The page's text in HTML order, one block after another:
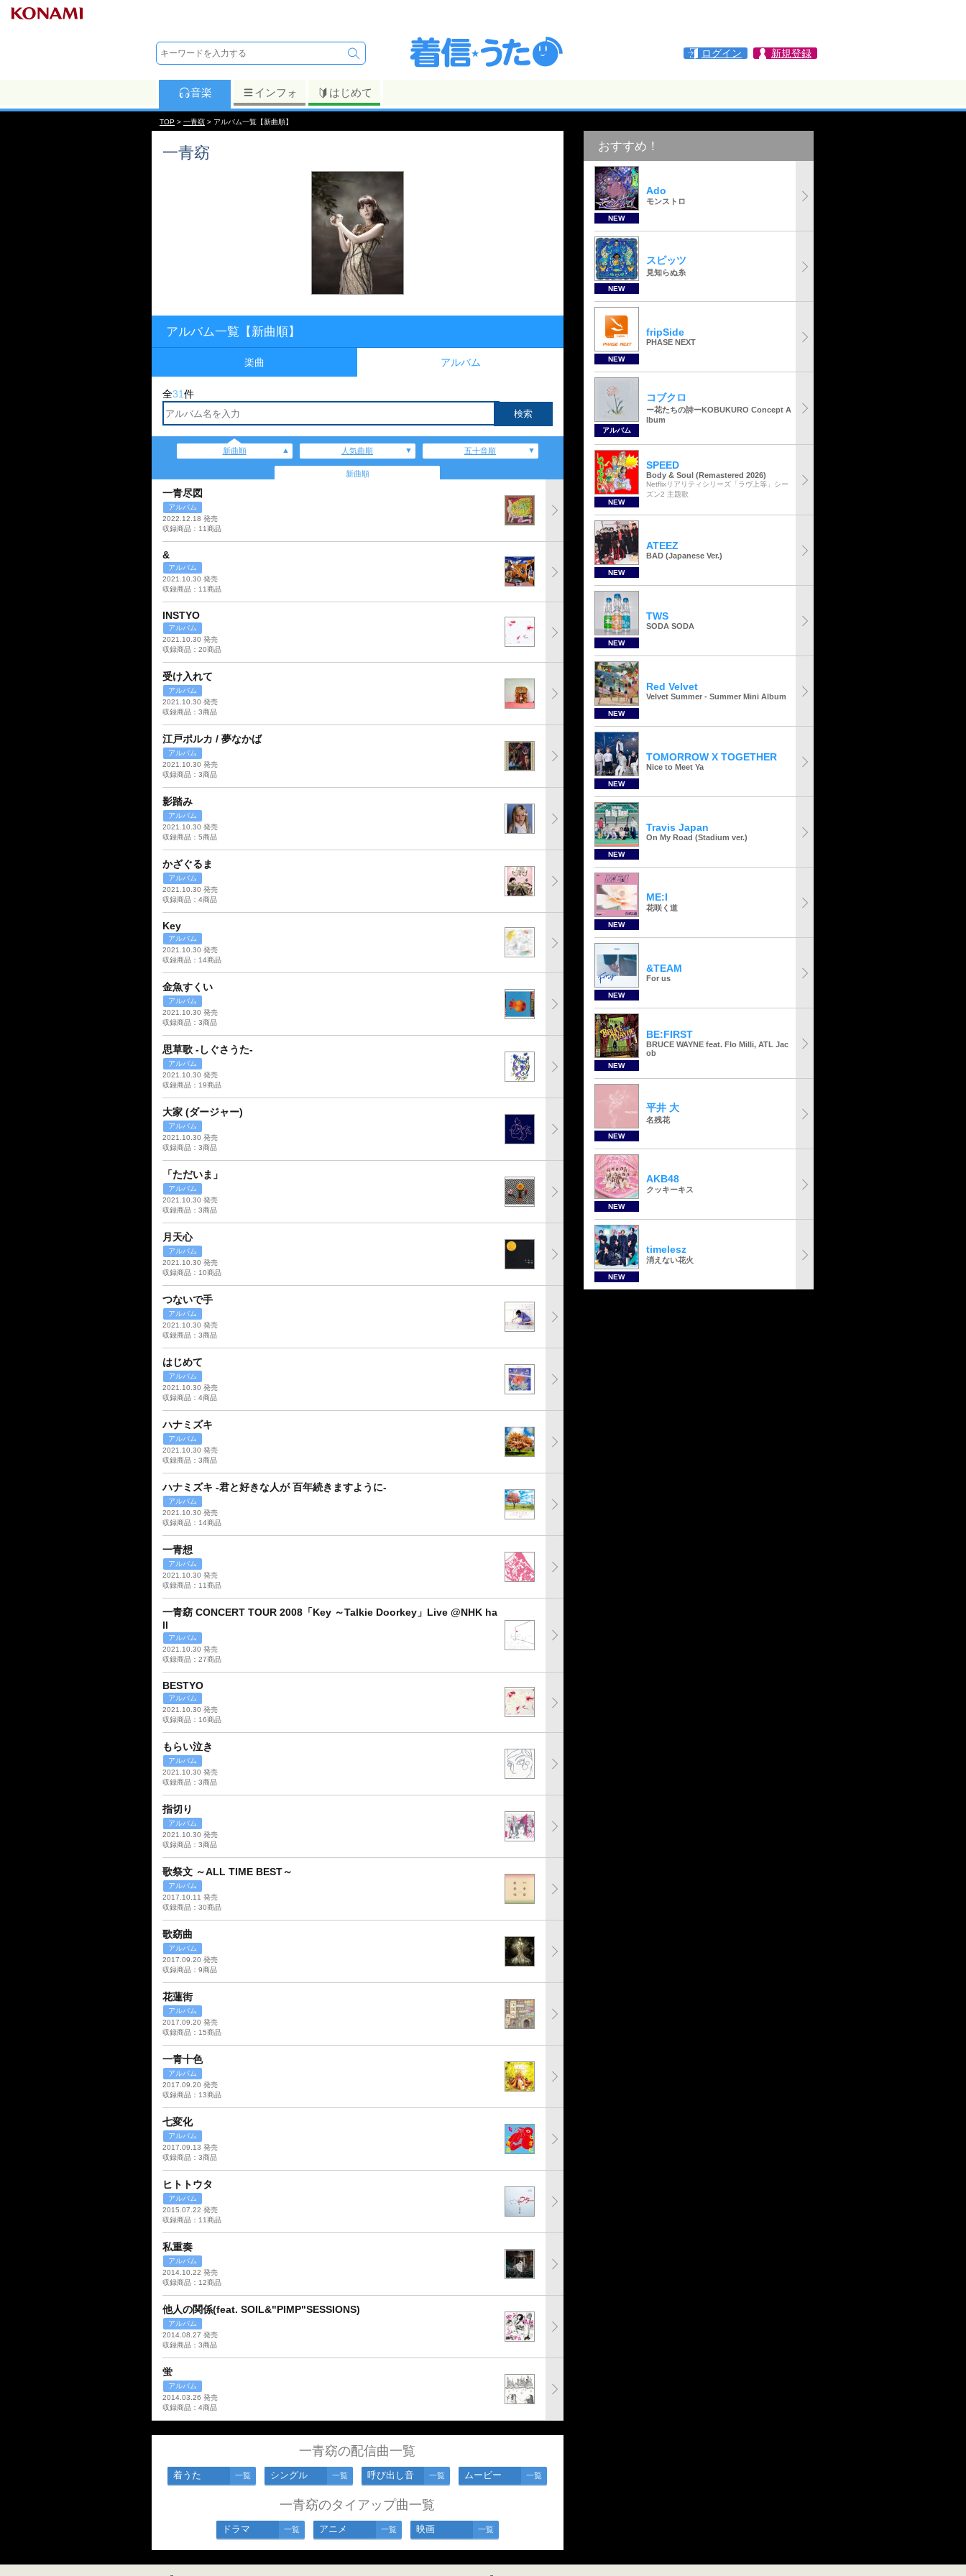
ログイン 新規登録
音楽 インフォ はじめて
TOP > 一青窈 > アルバム一覧【新曲順】
一青窈
アルバム一覧【新曲順】
楽曲 アルバム
全31件
新曲順 人気曲順 五十音順
新曲順
一青尽図
アルバム
2022.12.18 発売
収録商品：11商品
&
アルバム
2021.10.30 発売
収録商品：11商品
INSTYO
アルバム
2021.10.30 発売
収録商品：20商品
受け入れて
アルバム
2021.10.30 発売
収録商品：3商品
江戸ポルカ / 夢なかば
アルバム
2021.10.30 発売
収録商品：3商品
影踏み
アルバム
2021.10.30 発売
収録商品：5商品
かざぐるま
アルバム
2021.10.30 発売
収録商品：4商品
Key
アルバム
2021.10.30 発売
収録商品：14商品
金魚すくい
アルバム
2021.10.30 発売
収録商品：3商品
思草歌 -しぐさうた-
アルバム
2021.10.30 発売
収録商品：19商品
大家 (ダージャー)
アルバム
2021.10.30 発売
収録商品：3商品
「ただいま」
アルバム
2021.10.30 発売
収録商品：3商品
月天心
アルバム
2021.10.30 発売
収録商品：10商品
つないで手
アルバム
2021.10.30 発売
収録商品：3商品
はじめて
アルバム
2021.10.30 発売
収録商品：4商品
ハナミズキ
アルバム
2021.10.30 発売
収録商品：3商品
ハナミズキ -君と好きな人が 百年続きますように-
アルバム
2021.10.30 発売
収録商品：14商品
一青想
アルバム
2021.10.30 発売
収録商品：11商品
一青窈 CONCERT TOUR 2008「Key ～Talkie Doorkey」Live @NHK ha
ll
アルバム
2021.10.30 発売
収録商品：27商品
BESTYO
アルバム
2021.10.30 発売
収録商品：16商品
もらい泣き
アルバム
2021.10.30 発売
収録商品：3商品
指切り
アルバム
2021.10.30 発売
収録商品：3商品
歌祭文 ～ALL TIME BEST～
アルバム
2017.10.11 発売
収録商品：30商品
歌窈曲
アルバム
2017.09.20 発売
収録商品：9商品
花蓮街
アルバム
2017.09.20 発売
収録商品：15商品
一青十色
アルバム
2017.09.20 発売
収録商品：13商品
七変化
アルバム
2017.09.13 発売
収録商品：3商品
ヒトトウタ
アルバム
2015.07.22 発売
収録商品：11商品
私重奏
アルバム
2014.10.22 発売
収録商品：12商品
他人の関係(feat. SOIL&"PIMP"SESSIONS)
アルバム
2014.08.27 発売
収録商品：3商品
蛍
アルバム
2014.03.26 発売
収録商品：4商品
一青窈の配信曲一覧
着うた 一覧 シングル 一覧 呼び出し音 一覧 ムービー 一覧
一青窈のタイアップ曲一覧
ドラマ 一覧 アニメ 一覧 映画 一覧
おすすめ！
NEW
Ado
モンストロ
NEW
スピッツ
見知らぬ糸
NEW
fripSide
PHASE NEXT
アルバム
コブクロ
ー花たちの詩ーKOBUKURO Concept A
lbum
NEW
SPEED
Body & Soul (Remastered 2026)
Netflixリアリティシリーズ「ラヴ上等」シー
ズン2 主題歌
NEW
ATEEZ
BAD (Japanese Ver.)
NEW
TWS
SODA SODA
NEW
Red Velvet
Velvet Summer - Summer Mini Album
NEW
TOMORROW X TOGETHER
Nice to Meet Ya
NEW
Travis Japan
On My Road (Stadium ver.)
NEW
ME:I
花咲く道
NEW
&TEAM
For us
NEW
BE:FIRST
BRUCE WAYNE feat. Flo Milli, ATL Jac
ob
NEW
平井 大
名残花
NEW
AKB48
クッキーキス
NEW
timelesz
消えない花火